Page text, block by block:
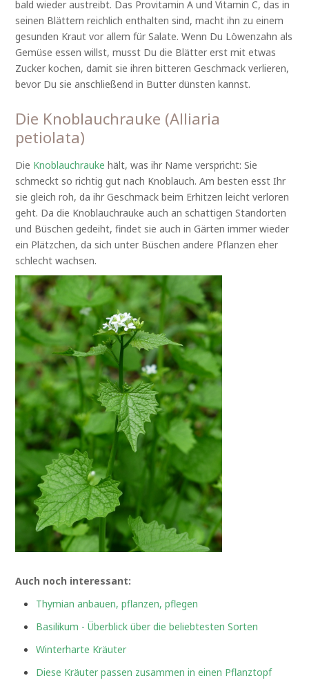
bald wieder austreibt. Das Provitamin A und Vitamin C, das in
seinen Blättern reichlich enthalten sind, macht ihn zu einem
gesunden Kraut vor allem für Salate. Wenn Du Löwenzahn als
Gemüse essen willst, musst Du die Blätter erst mit etwas
Zucker kochen, damit sie ihren bitteren Geschmack verlieren,
bevor Du sie anschließend in Butter dünsten kannst.
Die Knoblauchrauke (Alliaria
petiolata)
Die Knoblauchrauke hält, was ihr Name verspricht: Sie
schmeckt so richtig gut nach Knoblauch. Am besten esst Ihr
sie gleich roh, da ihr Geschmack beim Erhitzen leicht verloren
geht. Da die Knoblauchrauke auch an schattigen Standorten
und Büschen gedeiht, findet sie auch in Gärten immer wieder
ein Plätzchen, da sich unter Büschen andere Pflanzen eher
schlecht wachsen.
Auch noch interessant:
Thymian anbauen, pflanzen, pflegen
Basilikum - Überblick über die beliebtesten Sorten
Winterharte Kräuter
Diese Kräuter passen zusammen in einen Pflanztopf